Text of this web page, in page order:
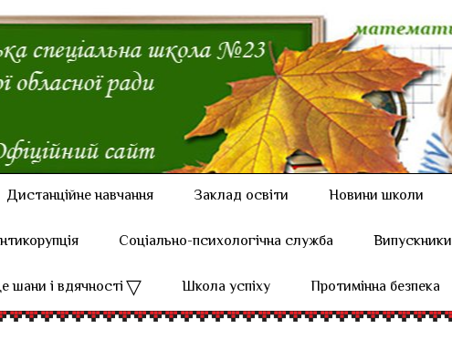
Дистанційне навчання Заклад освіти Новини школи
Соціально-психологічна служба Випускники
шани і вдячності
Школа успіху Протимінна безпека